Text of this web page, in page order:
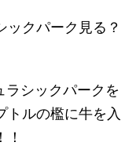
ックパーク見る？
シックパークを
トルの檻に牛を入